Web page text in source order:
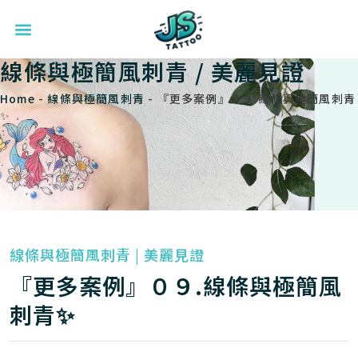
線條與極簡風刺青/美麗見證
Home -線條與極簡風刺青 - 『更多案例』０９.線條與極簡風刺青
✨
線條與極簡風刺青 | 美麗見證
『更多案例』０９.線條與極簡風
刺青✨